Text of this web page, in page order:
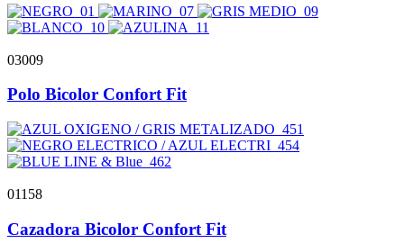
03009
Polo Bicolor Confort Fit
01158
Cazadora Bicolor Confort Fit